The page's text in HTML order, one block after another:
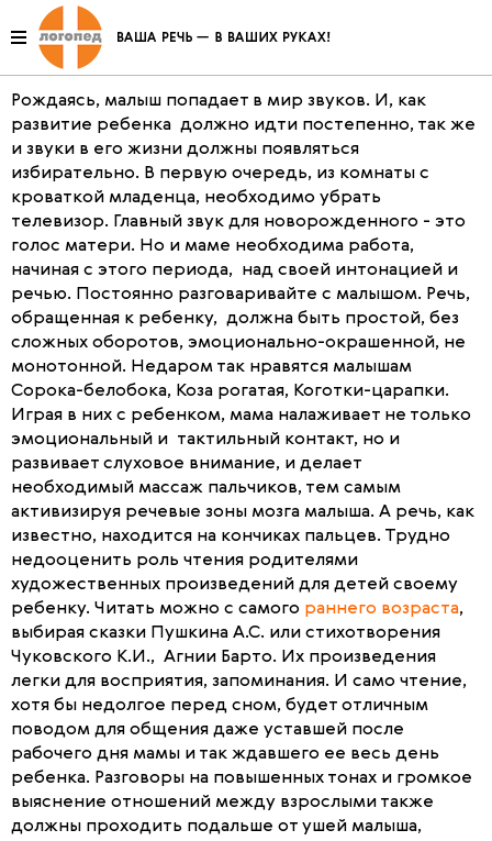
Ребенок в мире звуков
Рождаясь, малыш попадает в мир звуков. И, как
развитие ребенка должно идти постепенно, так же
и звуки в его жизни должны появляться
избирательно. В первую очередь, из комнаты с
кроваткой младенца, необходимо убрать
телевизор. Главный звук для новорожденного - это
голос матери. Но и маме необходима работа,
начиная с этого периода, над своей интонацией и
речью. Постоянно разговаривайте с малышом. Речь,
обращенная к ребенку, должна быть простой, без
сложных оборотов, эмоционально-окрашенной, не
монотонной. Недаром так нравятся малышам
Сорока-белобока, Коза рогатая, Коготки-царапки.
Играя в них с ребенком, мама налаживает не только
эмоциональный и тактильный контакт, но и
развивает слуховое внимание, и делает
необходимый массаж пальчиков, тем самым
активизируя речевые зоны мозга малыша. А речь, как
известно, находится на кончиках пальцев. Трудно
недооценить роль чтения родителями
художественных произведений для детей своему
ребенку. Читать можно с самого раннего возраста,
выбирая сказки Пушкина А.С. или стихотворения
Чуковского К.И., Агнии Барто. Их произведения
легки для восприятия, запоминания. И само чтение,
хотя бы недолгое перед сном, будет отличным
поводом для общения даже уставшей после
рабочего дня мамы и так ждавшего ее весь день
ребенка. Разговоры на повышенных тонах и громкое
выяснение отношений между взрослыми также
должны проходить подальше от ушей малыша,